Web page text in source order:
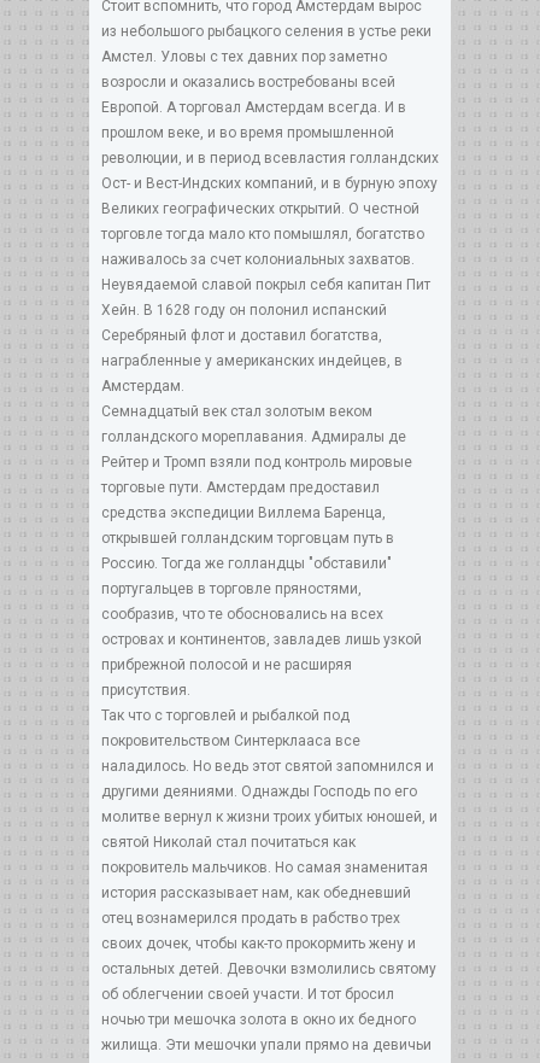
Стоит вспомнить, что город Амстердам вырос
из небольшого рыбацкого селения в устье реки
Амстел. Уловы с тех давних пор заметно
возросли и оказались востребованы всей
Европой. А торговал Амстердам всегда. И в
прошлом веке, и во время промышленной
революции, и в период всевластия голландских
Ост- и Вест-Индских компаний, и в бурную эпоху
Великих географических открытий. О честной
торговле тогда мало кто помышлял, богатство
наживалось за счет колониальных захватов.
Неувядаемой славой покрыл себя капитан Пит
Хейн. В 1628 году он полонил испанский
Серебряный флот и доставил богатства,
награбленные у американских индейцев, в
Амстердам.
Семнадцатый век стал золотым веком
голландского мореплавания. Адмиралы де
Рейтер и Тромп взяли под контроль мировые
торговые пути. Амстердам предоставил
средства экспедиции Виллема Баренца,
открывшей голландским торговцам путь в
Россию. Тогда же голландцы "обставили"
португальцев в торговле пряностями,
сообразив, что те обосновались на всех
островах и континентов, завладев лишь узкой
прибрежной полосой и не расширяя
присутствия.
Так что с торговлей и рыбалкой под
покровительством Синтерклааса все
наладилось. Но ведь этот святой запомнился и
другими деяниями. Однажды Господь по его
молитве вернул к жизни троих убитых юношей, и
святой Николай стал почитаться как
покровитель мальчиков. Но самая знаменитая
история рассказывает нам, как обедневший
отец вознамерился продать в рабство трех
своих дочек, чтобы как-то прокормить жену и
остальных детей. Девочки взмолились святому
об облегчении своей участи. И тот бросил
ночью три мешочка золота в окно их бедного
жилища. Эти мешочки упали прямо на девичьи